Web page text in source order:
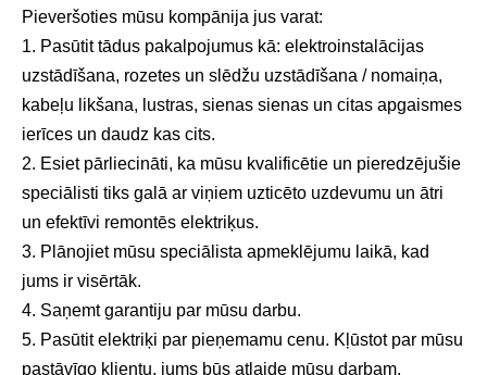
Pieveršoties mūsu kompānija jus varat:
1. Pasūtit tādus pakalpojumus kā: elektroinstalācijas
uzstādīšana, rozetes un slēdžu uzstādīšana / nomaiņa,
kabeļu likšana, lustras, sienas sienas un citas apgaismes
ierīces un daudz kas cits.
2. Esiet pārliecināti, ka mūsu kvalificētie un pieredzējušie
speciālisti tiks galā ar viņiem uzticēto uzdevumu un ātri
un efektīvi remontēs elektriķus.
3. Plānojiet mūsu speciālista apmeklējumu laikā, kad
jums ir visērtāk.
4. Saņemt garantiju par mūsu darbu.
5. Pasūtit elektriķi par pieņemamu cenu. Kļūstot par mūsu
pastāvīgo klientu, jums būs atlaide mūsu darbam.